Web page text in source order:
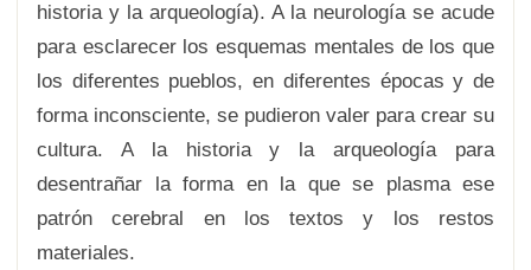
historia y la arqueología). A la neurología se acude
para esclarecer los esquemas mentales de los que
los diferentes pueblos, en diferentes épocas y de
forma inconsciente, se pudieron valer para crear su
cultura. A la historia y la arqueología para
desentrañar la forma en la que se plasma ese
patrón cerebral en los textos y los restos
materiales.